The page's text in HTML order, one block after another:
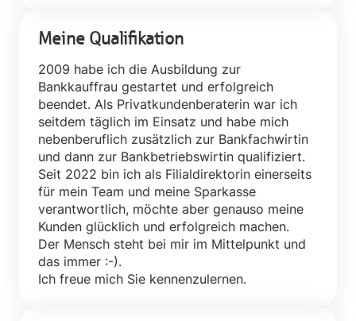
Meine Qualifikation
2009 habe ich die Ausbildung zur
Bankkauffrau gestartet und erfolgreich
beendet. Als Privatkundenberaterin war ich
seitdem täglich im Einsatz und habe mich
nebenberuflich zusätzlich zur Bankfachwirtin
und dann zur Bankbetriebswirtin qualifiziert.
Seit 2022 bin ich als Filialdirektorin einerseits
für mein Team und meine Sparkasse
verantwortlich, möchte aber genauso meine
Kunden glücklich und erfolgreich machen.
Der Mensch steht bei mir im Mittelpunkt und
das immer :-).